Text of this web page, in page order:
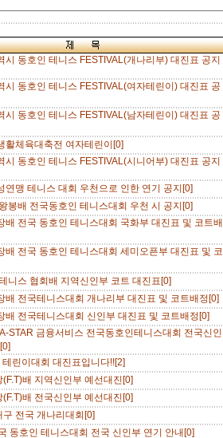
시 동호인 테니스 FESTIVAL(개나리부) 대진표 공지
시 동호인 테니스 FESTIVAL(여자테린이) 대진표 공
시 동호인 테니스 FESTIVAL(남자테린이) 대진표 공
활체육대축전 여자테린이[0]
시 동호인 테니스 FESTIVAL(시니어부) 대진표 공지
연맹 테니스 대회 우천으로 인한 연기 공지[0]
봉배 전국동호인 테니스대회 우천 시 공지[0]
배 전국 동호인 테니스대회 국화부 대진표 및 코트배
배 전국 동호인 테니스대회 세미오픈부 대진표 및 코
니스 협회배 지역신인부 코트 대진표[0]
배 전국테니스대회 개나리부 대진표 및 코트배정[0]
배 전국테니스대회 신인부 대진표 및 코트배정[0]
STAR 금융서비스 전국동호인테니스대회 전국신인
린이대회 대진표입니다!![2]
배 지역신인부 예선대진[0]
배 전국신인부 예선대진[0]
전국 개나리대회[0]
동호인 테니스대회 전국 신인부 연기 안내[0]